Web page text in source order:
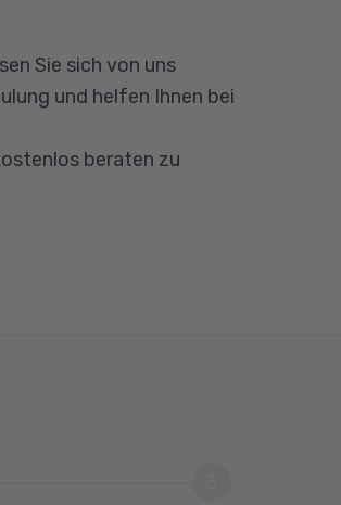
gehalten sind.
Systemen generell
als
notwendig,
Sie sich von uns
und helfen Ihnen bei
beraten zu